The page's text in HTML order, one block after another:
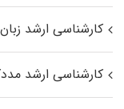
کارشناسی ارشد
کارشناسی ارشد